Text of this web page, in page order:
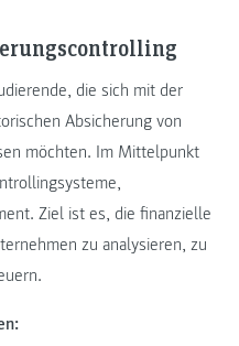
die sich mit der
Absicherung von
möchten. Im Mittelpunkt
Ziel ist es, die finanzielle
zu analysieren, zu